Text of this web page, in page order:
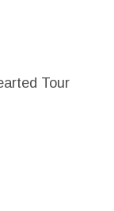
Tour